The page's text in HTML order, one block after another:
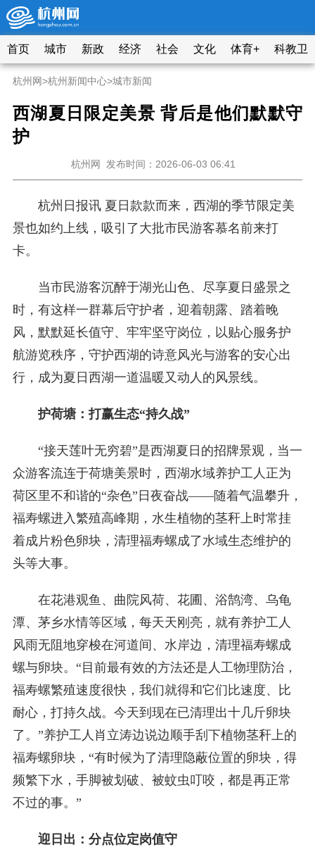
首页 城市 新政 经济 社会 文化 体育+ 科教卫
杭州网>杭州新闻中心>城市新闻
西湖夏日限定美景 背后是他们默默守
护
杭州网 发布时间：2026-06-03 06:41
杭州日报讯 夏日款款而来，西湖的季节限定美
景也如约上线，吸引了大批市民游客慕名前来打
卡。
当市民游客沉醉于湖光山色、尽享夏日盛景之
时，有这样一群幕后守护者，迎着朝露、踏着晚
风，默默延长值守、牢牢坚守岗位，以贴心服务护
航游览秩序，守护西湖的诗意风光与游客的安心出
行，成为夏日西湖一道温暖又动人的风景线。
护荷塘：打赢生态“持久战”
“接天莲叶无穷碧”是西湖夏日的招牌景观，当一
众游客流连于荷塘美景时，西湖水域养护工人正为
荷区里不和谐的“杂色”日夜奋战——随着气温攀升，
福寿螺进入繁殖高峰期，水生植物的茎秆上时常挂
着成片粉色卵块，清理福寿螺成了水域生态维护的
头等大事。
在花港观鱼、曲院风荷、花圃、浴鹄湾、乌龟
潭、茅乡水情等区域，每天天刚亮，就有养护工人
风雨无阻地穿梭在河道间、水岸边，清理福寿螺成
螺与卵块。“目前最有效的方法还是人工物理防治，
福寿螺繁殖速度很快，我们就得和它们比速度、比
耐心，打持久战。今天到现在已清理出十几斤卵块
了。”养护工人肖立涛边说边顺手刮下植物茎秆上的
福寿螺卵块，“有时候为了清理隐蔽位置的卵块，得
频繁下水，手脚被划破、被蚊虫叮咬，都是再正常
不过的事。”
迎日出：分点位定岗值守